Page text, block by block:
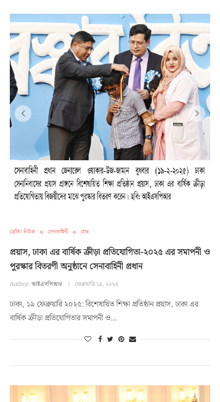
ব্রেকিং নিউজ সেনাবাহিনী হোম
প্রয়াস, ঢাকা এর বার্ষিক ক্রীড়া প্রতিযোগিতা-২০২৫ এর সমাপনী ও
পুরস্কার বিতরণী অনুষ্ঠানে সেনাবাহিনী প্রধান
Author:আইএসপিআর ফেব্রুয়ারি ১৯, ২০২৫
ঢাকা, ১৯ ফেব্রুয়ারি ২০২৫: বিশেষায়িত শিক্ষা প্রতিষ্ঠান প্রয়াস, ঢাকা এর
বার্ষিক ক্রীড়া প্রতিযোগিতার সমাপনী ও…